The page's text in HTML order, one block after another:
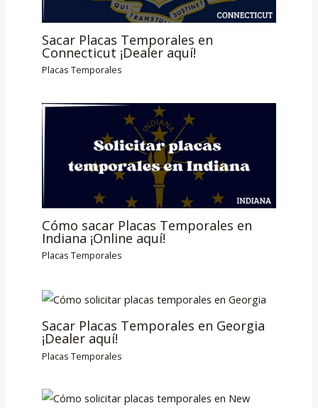
Sacar Placas Temporales en
Connecticut ¡Dealer aquí!
Placas Temporales
Cómo sacar Placas Temporales en
Indiana ¡Online aquí!
Placas Temporales
Sacar Placas Temporales en Georgia
¡Dealer aquí!
Placas Temporales